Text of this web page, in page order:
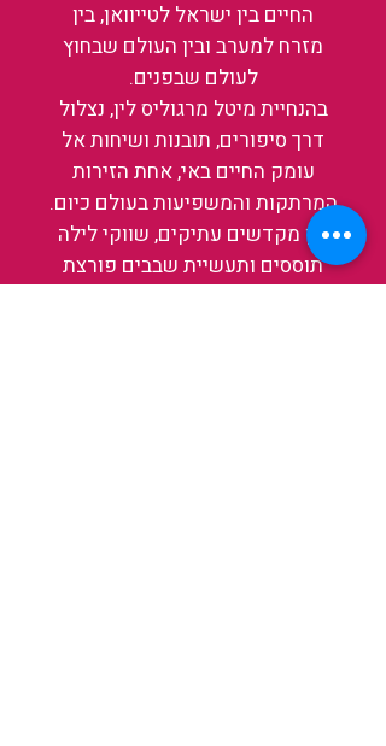
החיים בין ישראל לטייוואן, בין
מזרח למערב ובין העולם שבחוץ
לעולם שבפנים.
בהנחיית מיטל מרגוליס לין, נצלול
דרך סיפורים, תובנות ושיחות אל
עומק החיים באי, אחת הזירות
המרתקות והמשפיעות בעולם כיום.
בין מקדשים עתיקים, שווקי לילה
תוססים ותעשיית שבבים פורצת